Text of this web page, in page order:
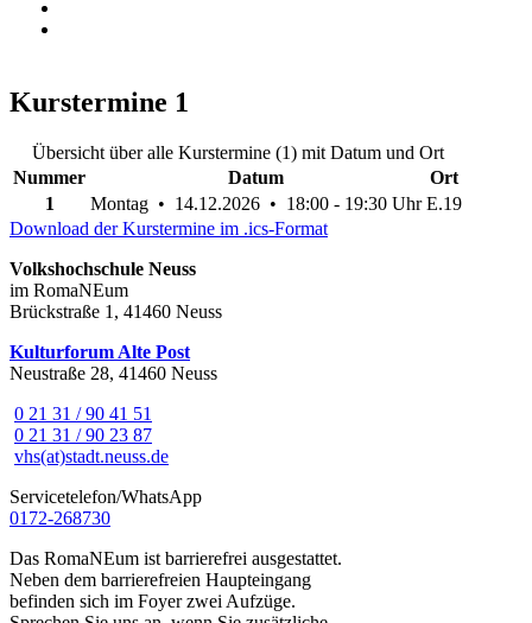
Kurstermine 1
Übersicht über alle Kurstermine (1) mit Datum und Ort
Nummer
Datum
Ort
1
Montag • 14.12.2026 • 18:00 - 19:30 Uhr E.19
Download der Kurstermine im .ics-Format
Volkshochschule Neuss
im RomaNEum
Brückstraße 1, 41460 Neuss
Kulturforum Alte Post
Neustraße 28, 41460 Neuss
0 21 31 / 90 41 51
0 21 31 / 90 23 87
vhs(at)stadt.neuss.de
Servicetelefon/WhatsApp
0172-268730
Das RomaNEum ist barrierefrei ausgestattet.
Neben dem barrierefreien Haupteingang
befinden sich im Foyer zwei Aufzüge.